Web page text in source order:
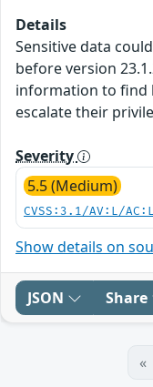
Details
Sensitive data
before version
information to find
escalate their
Severity
5.5 (Medium)
CVSS:3.1/AV:L/
Show details on
JSON Share
«